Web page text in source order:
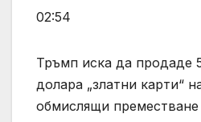
02:54
Тръмп иска да продаде
долара „златни карти“
обмислящи